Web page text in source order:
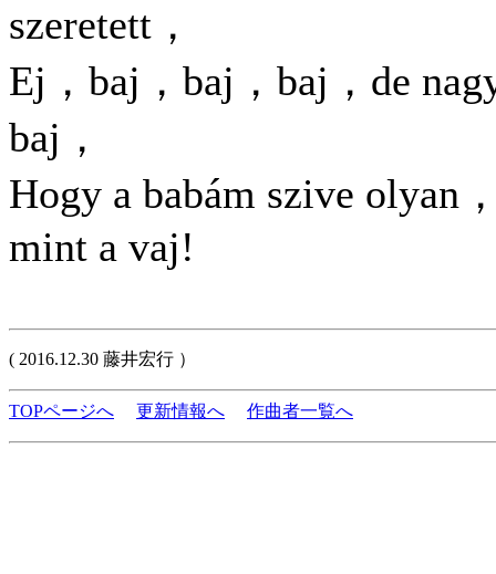
szeretett，
Ej，baj，baj，baj，de
baj，
Hogy a babám szive olyan
mint a vaj!
( 2016.12.30 藤井宏行 ）
TOPページへ 更新情報へ 作曲者一覧へ